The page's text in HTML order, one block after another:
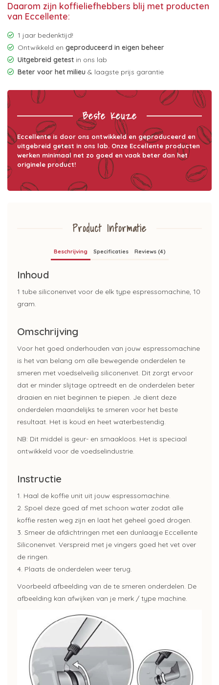
Daarom zijn koffieliefhebbers blij met producten
van Eccellente:
1 jaar bedenktijd!
Ontwikkeld en geproduceerd in eigen beheer
Uitgebreid getest in ons lab
Beter voor het milieu & laagste prijs garantie
Beste Keuze
Eccellente is door ons ontwikkeld en geproduceerd en
uitgebreid getest in ons lab. Onze Eccellente producten
werken minimaal net zo goed en vaak beter dan het
originele product!
Product Informatie
Beschrijving Specificaties Reviews (4)
Inhoud
1 tube siliconenvet voor de elk type espressomachine, 10
gram.
Omschrijving
Voor het goed onderhouden van jouw espressomachine
is het van belang om alle bewegende onderdelen te
smeren met voedselveilig siliconenvet. Dit zorgt ervoor
dat er minder slijtage optreedt en de onderdelen beter
draaien en niet beginnen te piepen. Je dient deze
onderdelen maandelijks te smeren voor het beste
resultaat. Het is koud en heet waterbestendig.
NB: Dit middel is geur- en smaakloos. Het is speciaal
ontwikkeld voor de voedselindustrie.
Instructie
1. Haal de koffie unit uit jouw espressomachine.
2. Spoel deze goed af met schoon water zodat alle
koffie resten weg zijn en laat het geheel goed drogen.
3. Smeer de afdichtringen met een dunlaagje Eccellente
Siliconenvet. Verspreid met je vingers goed het vet over
de ringen.
4. Plaats de onderdelen weer terug.
Voorbeeld afbeelding van de te smeren onderdelen. De
afbeelding kan afwijken van je merk / type machine.